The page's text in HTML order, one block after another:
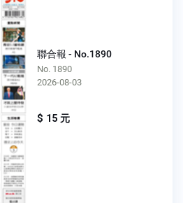
聯合報 - No.1890
No. 1890
2026-08-03
$ 15 元